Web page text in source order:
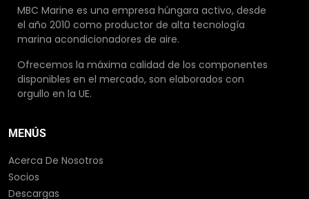
MBC Marine es una empresa húngara activo, desde
el año 2010 como productor de alta tecnología
marina acondicionadores de aire.
Ofrecemos la máxima calidad de los componentes
disponibles en el mercado, son elaborados con
orgullo en la UE.
MENÚS
Acerca De Nosotros
Socios
Descargas